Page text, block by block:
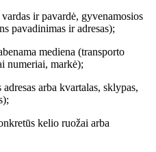
ir pavardė, gyvenamosios
pavadinimas ir adresas);
mediena (transporto
numeriai, markė);
arba kvartalas, sklypas,
kelio ruožai arba